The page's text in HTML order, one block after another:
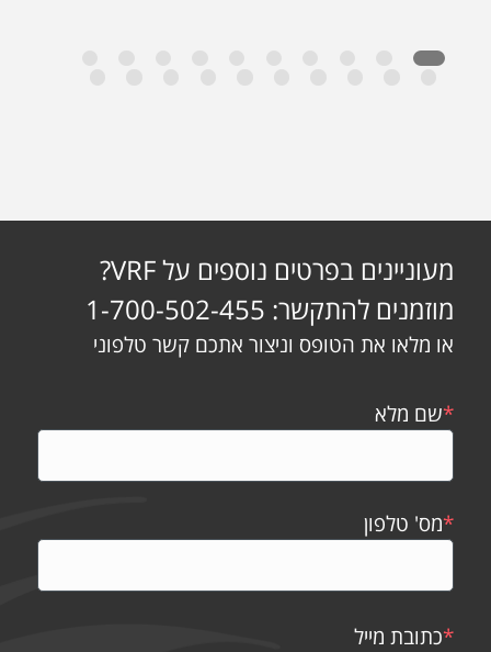
מעוניינים בפרטים נוספים על VRF?
מוזמנים להתקשר: 1-700-502-455
או מלאו את הטופס וניצור אתכם קשר טלפוני
*שם מלא
*מס' טלפון
*כתובת מייל